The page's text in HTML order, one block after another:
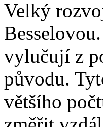
Velký
vylučují z
původu.
většího